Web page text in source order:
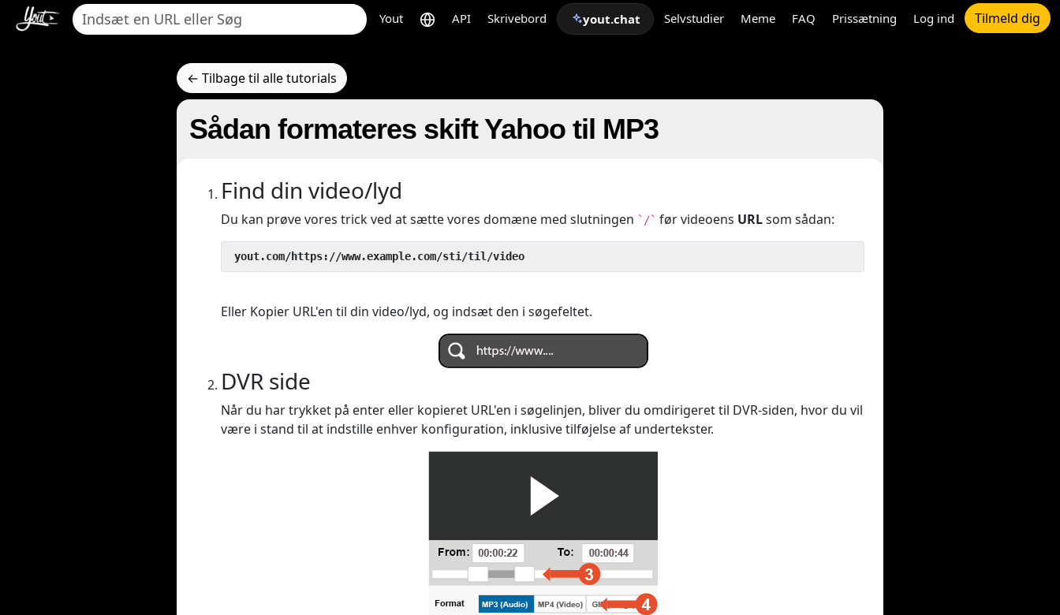
Yout API Skrivebord yout.chat Selvstudier Meme FAQ Prissætning Log ind Tilmeld dig
← Tilbage til alle tutorials
Sådan formateres skift Yahoo til MP3
Find din video/lyd
Du kan prøve vores trick ved at sætte vores domæne med slutningen `/` før videoens URLsom sådan:
yout.com/https://www.example.com/sti/til/video
Eller Kopier URL'en til din video/lyd, og indsæt den i søgefeltet.
DVR side
Når du har trykket på enter eller kopieret URL'en i søgelinjen, bliver du omdirigeret til DVR-siden, hvor du vil
være i stand til at indstille enhver konfiguration, inklusive tilføjelse af undertekster.